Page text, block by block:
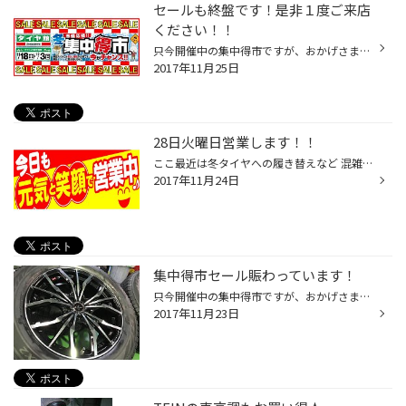
セールも終盤です！是非１度ご来店
ください！！
只今開催中の集中得市ですが、おかげさまで大好評いただいております！！ 冬タイヤも夏タイヤもお買い得！この機会に是非お気軽にタイヤ館西脇店へお越しくださいね☆ １２月３日までなので、皆様お時間を頂き是非足を運んでください！！
2017年11月25日
28日火曜日営業します！！
ここ最近は冬タイヤへの履き替えなど 混雑する時間などございます事お詫び申し上げます。 さて今月は２８日火曜日も営業しておりますので、お気軽にご来店くださいね☆
2017年11月24日
集中得市セール賑わっています！
只今開催中の集中得市ですが、おかげさまで大好評いただいております！！ 冬タイヤも夏タイヤもお買い得！この機会に是非お気軽にタイヤ館西脇店へお越しくださいね☆ また、冬タイヤへの履き替えも多くなっています。 お客様にはいつも以上にお時間を頂きますが、ご理解の程よろしくお願い申し上げ...
2017年11月23日